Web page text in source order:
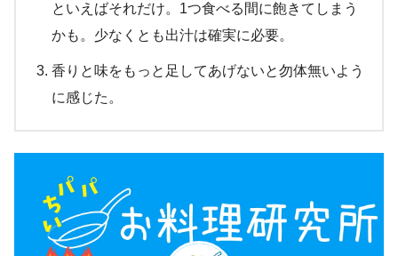
といえばそれだけ。1つ食べる間に飽きてしまう
かも。少なくとも出汁は確実に必要。
香りと味をもっと足してあげないと勿体無いよう
に感じた。